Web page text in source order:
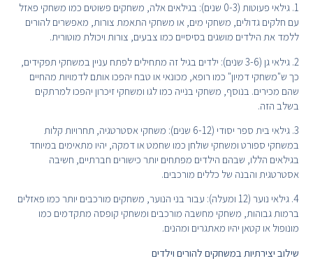
1. גילאי פעוטות (0-3 שנים): בגילאים אלה, משחקים פשוטים כמו משחקי פאזל
עם חלקים גדולים, משחקי מים, או משחקי התאמת צורות, מאפשרים להורים
ללמד את הילדים מושגים בסיסיים כמו צבעים, צורות ויכולת מוטורית.
2. גילאי גן (3-6 שנים): ילדים בגיל זה מתחילים לפתח עניין במשחקי תפקידים,
כך ש"משחקי דמיון" כמו רופא, מכונאי או טבח יהפכו אותם לדמויות מהחיים
שהם מכירים. בנוסף, משחקי בנייה כמו לגו ומשחקי זיכרון יהפכו למרתקים
בשלב הזה.
3. גילאי בית ספר יסודי (6-12 שנים): משחקי אסטרטגיה, תחרויות קלות
במשחקי ספורט ומשחקי שולחן כמו שחמט או דמקה, יהיו מתאימים במיוחד
בגילאים הללו, שבהם הילדים מפתחים יותר כישורים חברתיים, חשיבה
אסטרטגית והבנה של כללים מורכבים.
4. גילאי נוער (12 ומעלה): עבור בני הנוער, משחקים מורכבים יותר כמו פאזלים
ברמות גבוהות, משחקי מחשבה מורכבים ומשחקי קופסה מתקדמים כמו
מונופול או קטאן יהיו מאתגרים ומהנים.
שילוב יצירתיות במשחקים להורים וילדים